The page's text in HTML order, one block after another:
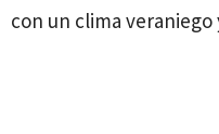
con un clima veraniego